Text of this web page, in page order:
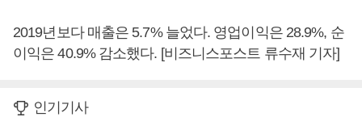
2019년보다 매출은 5.7% 늘었다. 영업이익은 28.9%, 순
이익은 40.9% 감소했다. [비즈니스포스트 류수재 기자]
인기기사